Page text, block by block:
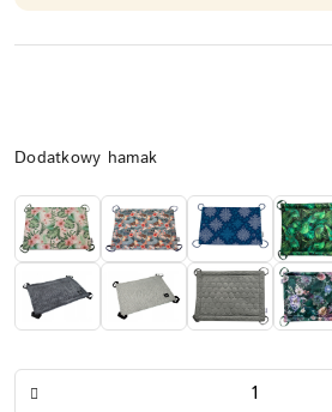
Wariant
Dodatkowy hamak
Ilość